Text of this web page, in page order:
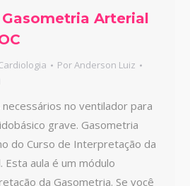
Arterial
PorAnderson Luiz
no ventilador para
grave. Gasometria
do Curso de Interpretação da
aula é um módulo
da Gasometria. Se você